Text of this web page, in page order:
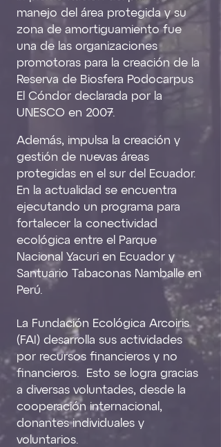
manejo del área protegida y su
zona de amortiguamiento fue
una de las organizaciones
promotoras para la creación de la
Reserva de Biosfera Podocarpus
El Cóndor declarada por la
UNESCO en 2007.
Además, impulsa la creación y
gestión de nuevas áreas
protegidas en el sur del Ecuador.
En la actualidad se encuentra
ejecutando un programa para
fortalecer la conectividad
ecológica entre el Parque
Nacional Yacuri en Ecuador y
Santuario Tabaconas Namballe en
Perú.
La Fundación Ecológica Arcoiris
(FAI) desarrolla sus actividades
por recursos financieros y no
financieros. Esto se logra gracias
a diversas voluntades, desde la
cooperación internacional,
donantes individuales y
voluntarios.